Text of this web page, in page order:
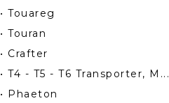
• Touareg
• Touran
• Crafter
• T4 - T5 - T6 Transporter, M...
• Phaeton